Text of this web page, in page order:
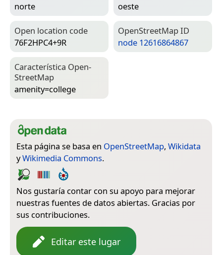
norte
oeste
Open location code
76F2HPC4+9R
Open­Street­Map ID
node 12616864867
Característica Open­
Street­Map
amenity=­college
Esta página se basa en OpenStreetMap, Wikidata
yWikimedia Commons.
Nos gustaría contar con su apoyo para mejorar
nuestras fuentes de datos abiertas. Gracias por
sus contribuciones.
Editar este lugar